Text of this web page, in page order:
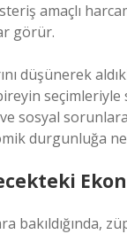
amaçlı
görür.
düşünerek
sosyal
durgunluğa
bakıldığında,